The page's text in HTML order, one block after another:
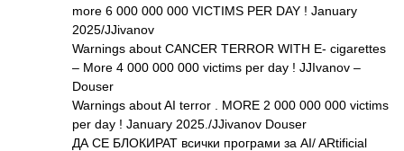
more 6 000 000 000 VICTIMS PER DAY ! January
2025/JJivanov
Warnings about CANCER TERROR WITH E- cigarettes
– More 4 000 000 000 victims per day ! JJIvanov –
Douser
Warnings about AI terror . MORE 2 000 000 000 victims
per day ! January 2025./JJivanov Douser
ДА СЕ БЛОКИРАТ всички програми за AI/ ARtificial